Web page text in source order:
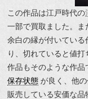
この作品は江戸時代の
一部で買取ました。ま
余白の縁が付いている
り、切れていると値
作品もそのような作
保存状態 が良く、他
販売している安価な